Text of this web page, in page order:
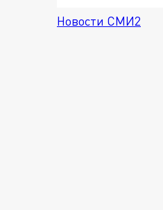
Новости СМИ2